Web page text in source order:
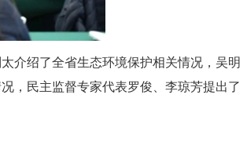
介绍了全省生态环境保护相关情况，吴明
，民主监督专家代表罗俊、李琼芳提出了